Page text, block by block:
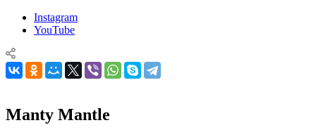
Instagram
YouTube
Manty Mantle